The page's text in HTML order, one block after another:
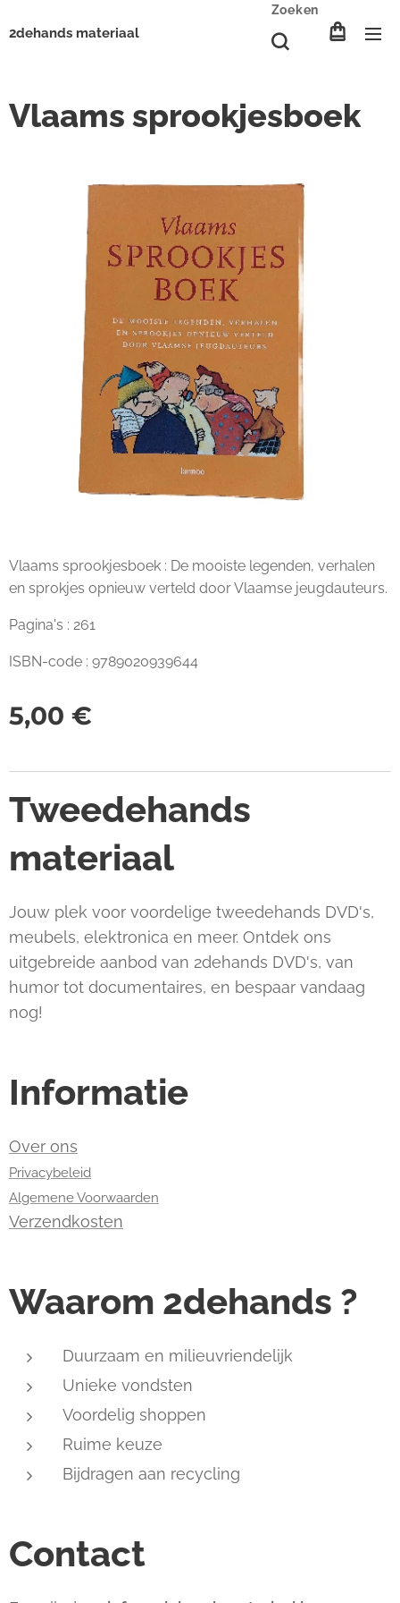
2dehands materiaal
Zoeken
Vlaams sprookjesboek
Vlaams sprookjesboek : De mooiste legenden, verhalen
en sprokjes opnieuw verteld door Vlaamse jeugdauteurs.
Pagina's : 261
ISBN-code : 9789020939644
5,00 €
Tweedehands
materiaal
Jouw plek voor voordelige tweedehands DVD's,
meubels, elektronica en meer. Ontdek ons
uitgebreide aanbod van 2dehands DVD's, van
humor tot documentaires, en bespaar vandaag
nog!
Informatie
Over ons
Privacybeleid
Algemene Voorwaarden
Verzendkosten
Waarom 2dehands ?
Duurzaam en milieuvriendelijk
Unieke vondsten
Voordelig shoppen
Ruime keuze
Bijdragen aan recycling
Contact